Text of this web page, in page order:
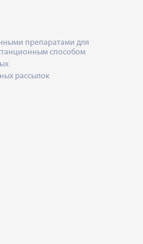
препаратами для
способом
рассылок